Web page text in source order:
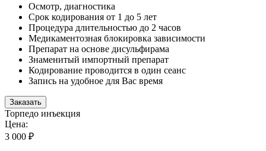
Осмотр, диагностика
Срок кодирования от 1 до 5 лет
Процедура длительностью до 2 часов
Медикаментозная блокировка зависимости
Препарат на основе дисульфирама
Знаменитый импортный препарат
Кодирование проводится в один сеанс
Запись на удобное для Вас время
Заказать
Торпедо инъекция
Цена:
3 000 ₽